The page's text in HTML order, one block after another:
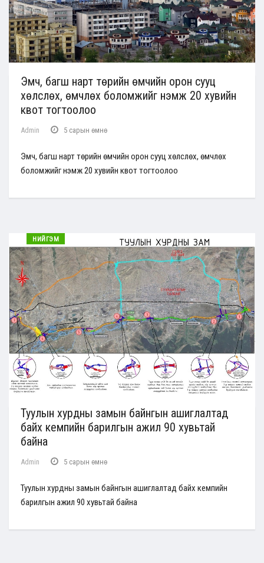
Эмч, багш нарт төрийн өмчийн орон сууц
хөлслөх, өмчлөх боломжийг нэмж 20 хувийн
квот тогтоолоо
Admin 5 сарын өмнө
Эмч, багш нарт төрийн өмчийн орон сууц хөлслөх, өмчлөх
боломжийг нэмж 20 хувийн квот тогтоолоо
НИЙГЭМ
Туулын хурдны замын байнгын ашиглалтад
байх кемпийн барилгын ажил 90 хувьтай
байна
Admin 5 сарын өмнө
Туулын хурдны замын байнгын ашиглалтад байх кемпийн
барилгын ажил 90 хувьтай байна